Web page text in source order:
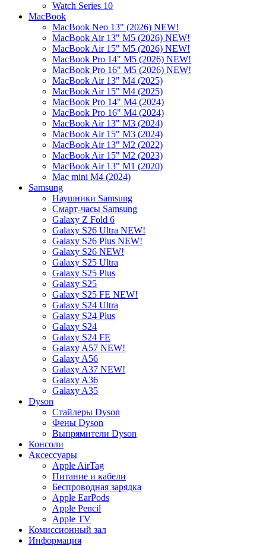
Watch Series 10
MacBook
MacBook Neo 13" (2026) NEW!
MacBook Air 13" M5 (2026) NEW!
MacBook Air 15" M5 (2026) NEW!
MacBook Pro 14" M5 (2026) NEW!
MacBook Pro 16" M5 (2026) NEW!
MacBook Air 13" M4 (2025)
MacBook Air 15" M4 (2025)
MacBook Pro 14" M4 (2024)
MacBook Pro 16" M4 (2024)
MacBook Air 13" M3 (2024)
MacBook Air 15" M3 (2024)
MacBook Air 13" M2 (2022)
MacBook Air 15" M2 (2023)
MacBook Air 13" M1 (2020)
Mac mini M4 (2024)
Samsung
Наушники Samsung
Смарт-часы Samsung
Galaxy Z Fold 6
Galaxy S26 Ultra NEW!
Galaxy S26 Plus NEW!
Galaxy S26 NEW!
Galaxy S25 Ultra
Galaxy S25 Plus
Galaxy S25
Galaxy S25 FE NEW!
Galaxy S24 Ultra
Galaxy S24 Plus
Galaxy S24
Galaxy S24 FE
Galaxy A57 NEW!
Galaxy A56
Galaxy A37 NEW!
Galaxy A36
Galaxy A35
Dyson
Стайлеры Dyson
Фены Dyson
Выпрямители Dyson
Консоли
Аксессуары
Apple AirTag
Питание и кабели
Беспроводная зарядка
Apple EarPods
Apple Pencil
Apple TV
Комиссионный зал
Информация